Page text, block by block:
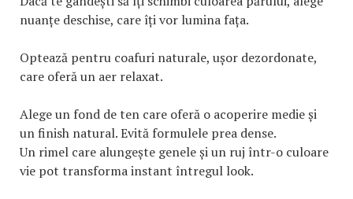
nuanțe deschise, care îți vor lumina fața.
Optează pentru coafuri naturale, ușor dezordonate,
care oferă un aer relaxat.
Alege un fond de ten care oferă o acoperire medie și
un finish natural. Evită formulele prea dense.
Un rimel care alungește genele și un ruj într-o culoare
vie pot transforma instant întregul look.